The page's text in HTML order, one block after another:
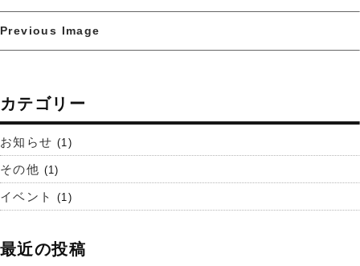
Previous Image
カテゴリー
お知らせ (1)
その他 (1)
イベント (1)
最近の投稿